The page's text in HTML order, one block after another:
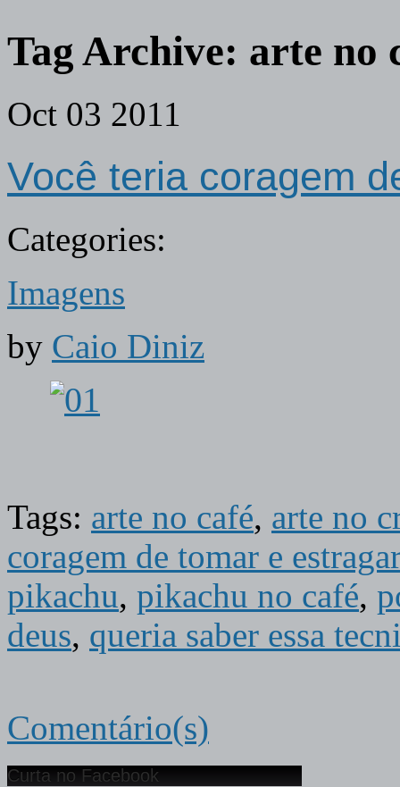
Tag Archive: arte no
Oct 03 2011
Você teria coragem
Categories:
Imagens
by Caio Diniz
Tags: arte no café, arte no
coragem de tomar e
pikachu, pikachu no café,
deus, queria saber essa
Comentário(s)
Curta no Facebook